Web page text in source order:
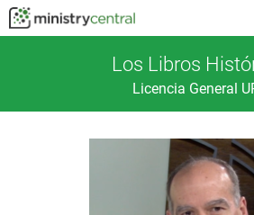
Los Libros
Licencia General